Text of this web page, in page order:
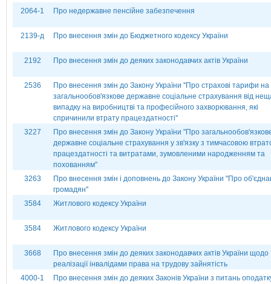
2064-1 Про недержавне пенсійне забезпечення
2139-д Про внесення змін до Бюджетного кодексу України
2192 Про внесення змін до деяких законодавчих актів України
2536
Про внесення змін до Закону України ''Про страхові тарифи на
загальнообов'язкове державне соціальне страхування від
випадку на виробництві та професійного захворювання, які
спричинили втрату працездатності''
3227
Про внесення змін до Закону України "Про
державне соціальне страхування у зв'язку з тимчасовою
працездатності та витратами, зумовленими народженням та
похованням"
3263
Про внесення змін і доповнень до Закону України ''Про
громадян''
3584
Житлового кодексу України
3584 Житлового кодексу України
3668
Про внесення змін до деяких законодавчих актів України щодо
реалізації інвалідами права на трудову зайнятість
4000-1
Про внесення змін до деяких Законів України з питань